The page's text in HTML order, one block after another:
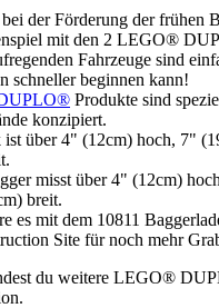
der Förderung der frühen
mit den 2 LEGO®
Fahrzeuge sind
schneller beginnen kann!
Produkte sind
konzipiert.
ist über 4" (12cm) hoch, 7"
misst über 4" (12cm)
breit.
es mit dem 10811
Site für noch mehr
du weitere LEGO®